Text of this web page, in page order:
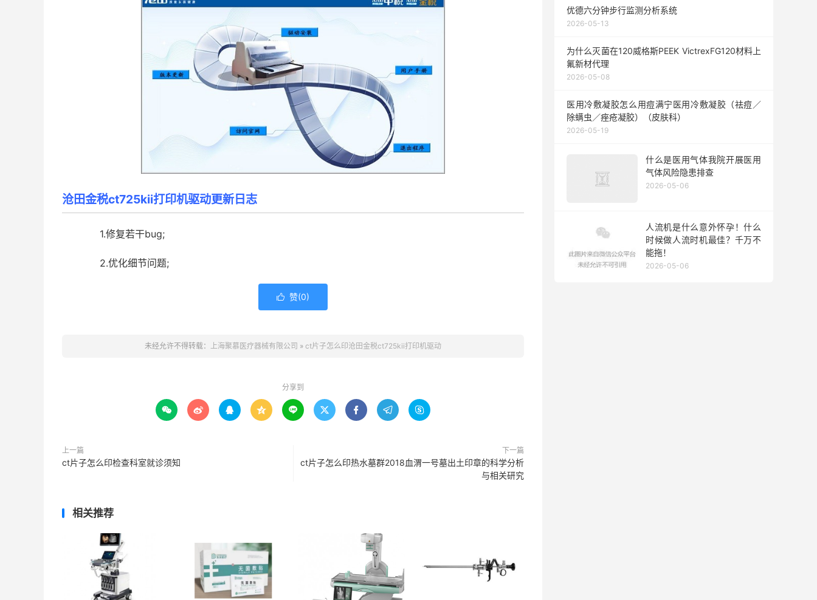
沧田金税ct725kii打印机驱动更新日志
1.修复若干bug;
2.优化细节问题;
 赞(0)
未经允许不得转载： 上海聚慕医疗器械有限公司 » ct片子怎么印沧田金税ct725kii打印机驱动
分享到
        
上一篇
ct片子怎么印检查科室就诊须知
下一篇
ct片子怎么印热水墓群2018血渭一号墓出土印章的科学分析
与相关研究
相关推荐
优德六分钟步行监测分析系统
2026-05-13
为什么灭菌在120威格斯PEEK VictrexFG120材料上
氟新材代理
2026-05-08
医用冷敷凝胶怎么用痘满宁医用冷敷凝胶（祛痘／
除螨虫／痤疮凝胶）（皮肤科）
2026-05-19
什么是医用气体我院开展医用
气体风险隐患排查
2026-05-06
人流机是什么意外怀孕！什么
时候做人流时机最佳？千万不
能拖！
2026-05-06